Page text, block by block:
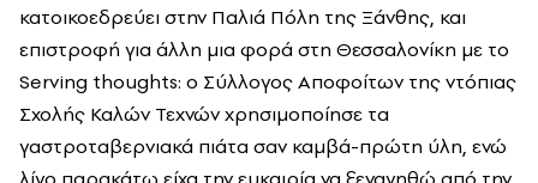
κατοικοεδρεύει στην Παλιά Πόλη της Ξάνθης, και
επιστροφή για άλλη μια φορά στη Θεσσαλονίκη με το
Serving thoughts: ο Σύλλογος Αποφοίτων της ντόπιας
Σχολής Καλών Τεχνών χρησιμοποίησε τα
γαστροταβερνιακά πιάτα σαν καμβά-πρώτη ύλη, ενώ